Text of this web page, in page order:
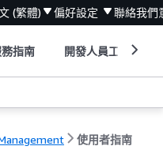
(繁體) 偏好設定 聯絡我們
務指南 開發人員工具
使用者指南